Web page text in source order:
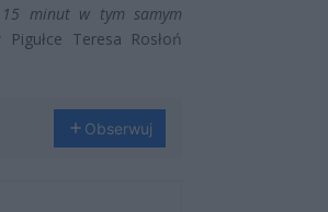
minut w tym samym
Teresa Rosłoń
Obserwuj